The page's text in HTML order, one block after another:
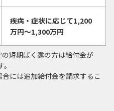
疾病・症状に応じて1,200
万円〜1,300万円
短期ばく露の方は給付金が
には追加給付金を請求するこ